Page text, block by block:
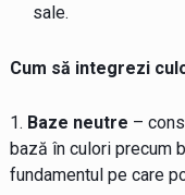
sale.
Cum să integrezi
Baze neutre –
bază în culori precum
fundamentul pe care